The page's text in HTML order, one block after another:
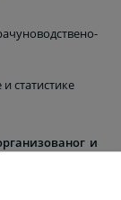
статистике
и